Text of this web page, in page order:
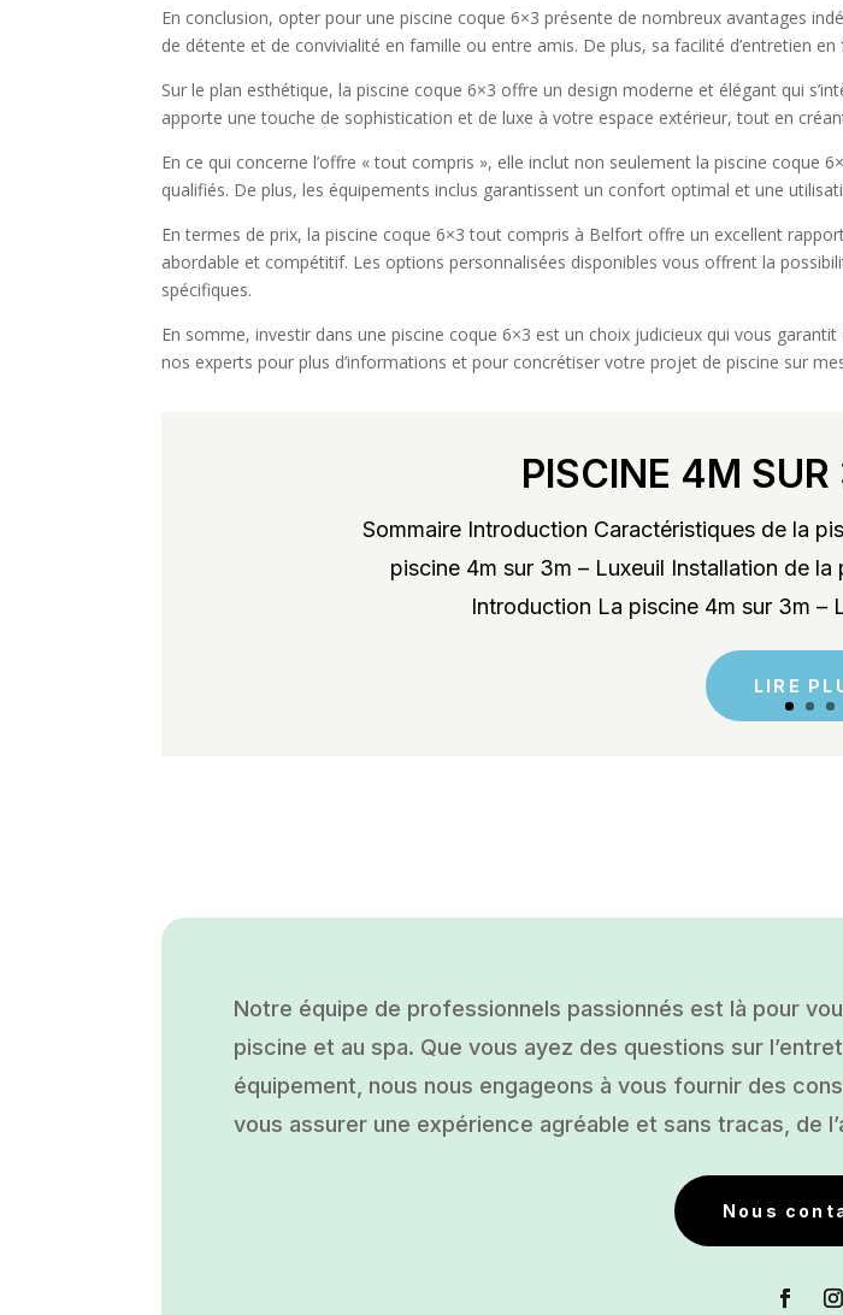
En conclusion, opter pour une piscine coque 6×3 présente de nombreux avantages
de détente et de convivialité en famille ou entre amis. De plus, sa facilité d’entretien
Sur le plan esthétique, la piscine coque 6×3 offre un design moderne et élégant qui
apporte une touche de sophistication et de luxe à votre espace extérieur, tout en
En ce qui concerne l’offre « tout compris », elle inclut non seulement la piscine coque
qualifiés. De plus, les équipements inclus garantissent un confort optimal et une
En termes de prix, la piscine coque 6×3 tout compris à Belfort offre un excellent
abordable et compétitif. Les options personnalisées disponibles vous offrent la
spécifiques.
En somme, investir dans une piscine coque 6×3 est un choix judicieux qui vous
nos experts pour plus d’informations et pour concrétiser votre projet de piscine sur
PISCINE 4M
Sommaire Introduction Caractéristiques de la
piscine 4m sur 3m – Luxeuil Installation de
Introduction La piscine 4m sur 3m –
LIRE
Notre équipe de professionnels passionnés est là pour
piscine et au spa. Que vous ayez des questions sur
équipement, nous nous engageons à vous fournir des
vous assurer une expérience agréable et sans tracas, de
Nous